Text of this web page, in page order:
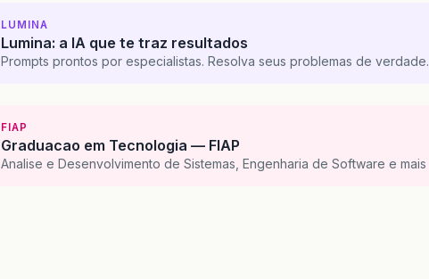
LUMINA
Lumina: a IA que te traz resultados
Prompts prontos por especialistas. Resolva seus problemas de verdade.
FIAP
Graduacao em Tecnologia — FIAP
Analise e Desenvolvimento de Sistemas, Engenharia de Software e mais